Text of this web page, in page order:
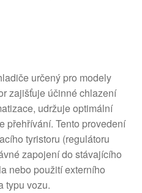
určený pro modely
zajišťuje účinné chlazení
udržuje optimální
přehřívání. Tento provedení
tyristoru (regulátoru
zapojení do stávajícího
nebo použití externího
typu vozu.